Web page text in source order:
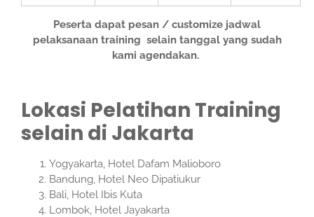
Peserta dapat pesan / customize jadwal
pelaksanaan training selain tanggal yang sudah
kami agendakan.
Lokasi Pelatihan Training
selain di Jakarta
Yogyakarta, Hotel Dafam Malioboro
Bandung, Hotel Neo Dipatiukur
Bali, Hotel Ibis Kuta
Lombok, Hotel Jayakarta